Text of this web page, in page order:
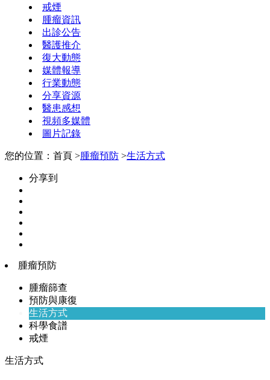
戒煙
腫瘤資訊
出診公告
醫護推介
復大動態
媒體報導
行業動態
分享資源
醫患感想
視頻多媒體
圖片記錄
您的位置：首頁 >腫瘤預防 >生活方式
分享到
腫瘤預防
腫瘤篩查
預防與康復
生活方式
科學食譜
戒煙
生活方式